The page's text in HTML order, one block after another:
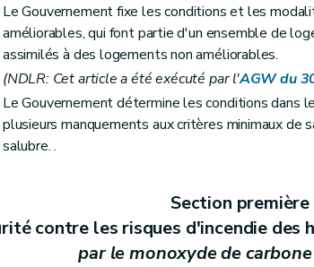
39
40 et 41
42
43
2 Des aides à l'équipement d'ensembles de
section première
46
section 2 Des conditions d'octroi et du calcul
Le Gouvernement fixe les conditions et les
améliorables, qui font partie d'un ensemble de
assimilés à des logements non améliorables.
(NDLR: Cet article a été exécuté par l'AGW du
Le Gouvernement détermine les conditions dans
plusieurs manquements aux critères minimaux de
salubre. .
Section première
contre les risques d'incendie des
par le monoxyde de